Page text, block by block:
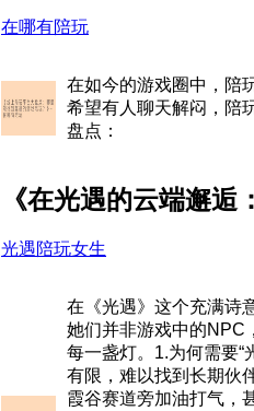
在哪有陪玩
在如今的游戏圈中，陪
希望有人聊天解闷，陪
盘点：
《在光遇的云端邂逅
光遇陪玩女生
在《光遇》这个充满诗
她们并非游戏中的NPC
每一盏灯。1.为何需要“
有限，难以找到长期伙
霞谷赛道旁加油打气，